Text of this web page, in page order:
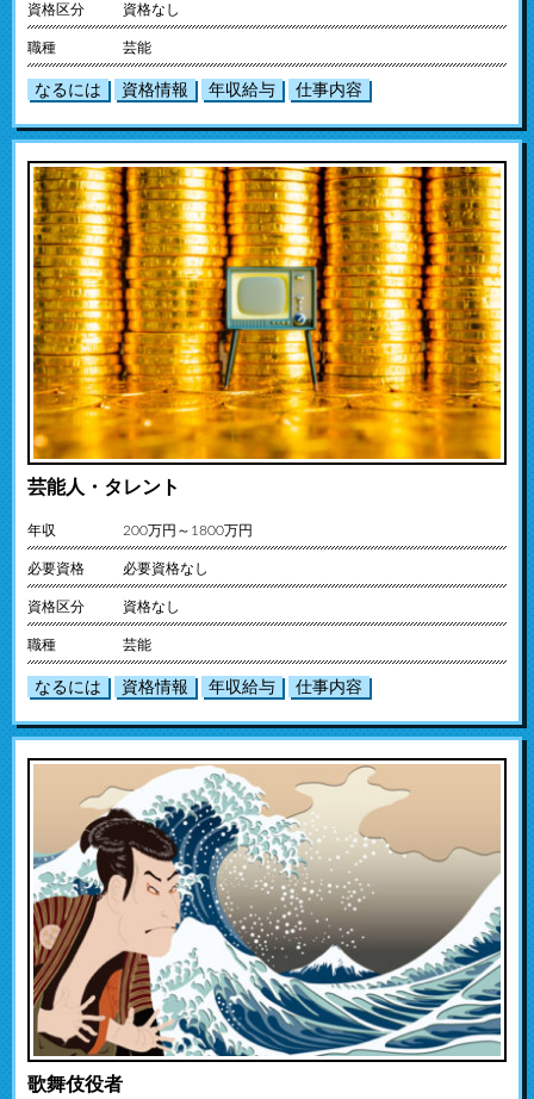
資格区分 資格なし
職種 芸能
なるには 資格情報 年収給与 仕事内容
芸能人・タレント
年収 200万円～1800万円
必要資格 必要資格なし
資格区分 資格なし
職種 芸能
なるには 資格情報 年収給与 仕事内容
歌舞伎役者